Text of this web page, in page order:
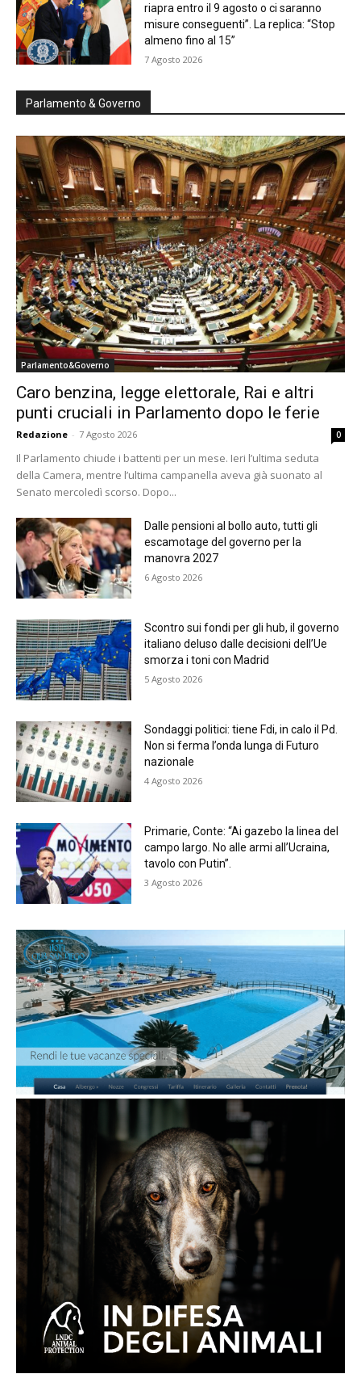
riapra entro il 9 agosto o ci saranno
misure conseguenti”. La replica: “Stop
almeno fino al 15”
7 Agosto 2026
Parlamento & Governo
Parlamento&Governo
Caro benzina, legge elettorale, Rai e altri
punti cruciali in Parlamento dopo le ferie
Redazione - 7 Agosto 2026 0
Il Parlamento chiude i battenti per un mese. Ieri l’ultima seduta
della Camera, mentre l’ultima campanella aveva già suonato al
Senato mercoledì scorso. Dopo...
Dalle pensioni al bollo auto, tutti gli
escamotage del governo per la
manovra 2027
6 Agosto 2026
Scontro sui fondi per gli hub, il governo
italiano deluso dalle decisioni dell’Ue
smorza i toni con Madrid
5 Agosto 2026
Sondaggi politici: tiene Fdi, in calo il Pd.
Non si ferma l’onda lunga di Futuro
nazionale
4 Agosto 2026
Primarie, Conte: “Ai gazebo la linea del
campo largo. No alle armi all’Ucraina,
tavolo con Putin”.
3 Agosto 2026